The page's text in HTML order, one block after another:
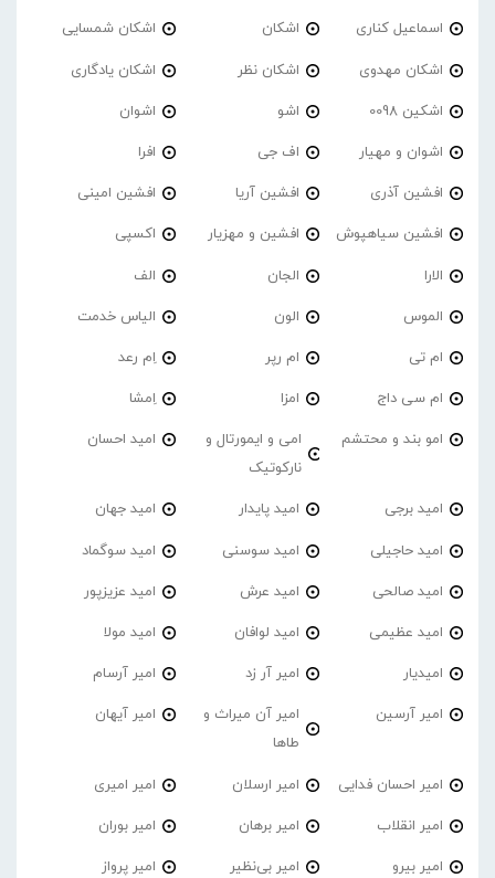
اسماعیل کناری اشکان اشکان شمسایی
اشکان مهدوی اشکان نظر اشکان یادگاری
اشکین 0098 اشو اشوان
اشوان و مهیار اف جی افرا
افشین آذری افشین آریا افشین امینی
افشین سیاهپوش افشین و مهزیار اکسپی
الارا الجان الف
الموس الون الیاس خدمت
ام تی ام رپر اِم رعد
ام سی داج امزا اِمشا
امو بند و محتشم
امی و ایمورتال و
نارکوتیک
امید احسان
امید برجی امید پایدار امید جهان
امید حاجیلی امید سوسنی امید سوگماد
امید صالحی امید عرش امید عزیزپور
امید عظیمی امید لوافان امید مولا
امیدیار امیر آر زد امیر آرسام
امیر آرسین
امیر آن میراث و
طاها
امیر آیهان
امیر احسان فدایی امیر ارسلان امیر امیری
امیر انقلاب امیر برهان امیر‌ بوران
امیر بیرو امیر بی‌نظیر امیر پرواز